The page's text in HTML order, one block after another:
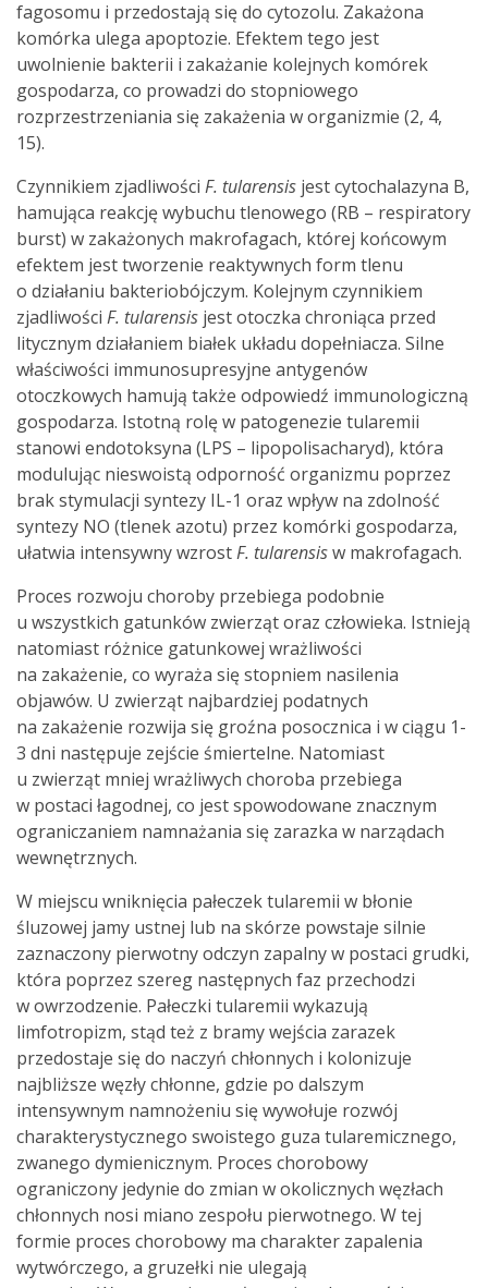
fagosomu i przedostają się do cytozolu. Zakażona
komórka ulega apoptozie. Efektem tego jest
uwolnienie bakterii i zakażanie kolejnych komórek
gospodarza, co prowadzi do stopniowego
rozprzestrzeniania się zakażenia w organizmie (2, 4,
15).
Czynnikiem zjadliwości F. tularensis jest cytochalazyna B,
hamująca reakcję wybuchu tlenowego (RB – respiratory
burst) w zakażonych makrofagach, której końcowym
efektem jest tworzenie reaktywnych form tlenu
o działaniu bakteriobójczym. Kolejnym czynnikiem
zjadliwości F. tularensis jest otoczka chroniąca przed
litycznym działaniem białek układu dopełniacza. Silne
właściwości immunosupresyjne antygenów
otoczkowych hamują także odpowiedź immunologiczną
gospodarza. Istotną rolę w patogenezie tularemii
stanowi endotoksyna (LPS – lipopolisacharyd), która
modulując nieswoistą odporność organizmu poprzez
brak stymulacji syntezy IL-1 oraz wpływ na zdolność
syntezy NO (tlenek azotu) przez komórki gospodarza,
ułatwia intensywny wzrostF. tularensisw makrofagach.
Proces rozwoju choroby przebiega podobnie
u wszystkich gatunków zwierząt oraz człowieka. Istnieją
natomiast różnice gatunkowej wrażliwości
na zakażenie, co wyraża się stopniem nasilenia
objawów. U zwierząt najbardziej podatnych
na zakażenie rozwija się groźna posocznica i w ciągu 1-
3 dni następuje zejście śmiertelne. Natomiast
u zwierząt mniej wrażliwych choroba przebiega
w postaci łagodnej, co jest spowodowane znacznym
ograniczaniem namnażania się zarazka w narządach
wewnętrznych.
W miejscu wniknięcia pałeczek tularemii w błonie
śluzowej jamy ustnej lub na skórze powstaje silnie
zaznaczony pierwotny odczyn zapalny w postaci grudki,
która poprzez szereg następnych faz przechodzi
w owrzodzenie. Pałeczki tularemii wykazują
limfotropizm, stąd też z bramy wejścia zarazek
przedostaje się do naczyń chłonnych i kolonizuje
najbliższe węzły chłonne, gdzie po dalszym
intensywnym namnożeniu się wywołuje rozwój
charakterystycznego swoistego guza tularemicznego,
zwanego dymienicznym. Proces chorobowy
ograniczony jedynie do zmian w okolicznych węzłach
chłonnych nosi miano zespołu pierwotnego. W tej
formie proces chorobowy ma charakter zapalenia
wytwórczego, a gruzełki nie ulegają